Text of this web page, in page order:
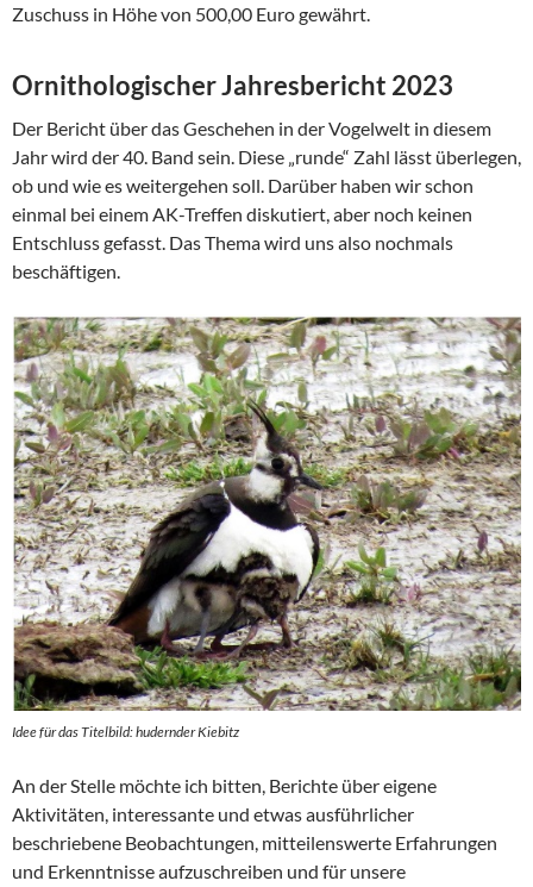
Zuschuss in Höhe von 500,00 Euro gewährt.
Ornithologischer Jahresbericht 2023
Der Bericht über das Geschehen in der Vogelwelt in diesem
Jahr wird der 40. Band sein. Diese „runde“ Zahl lässt überlegen,
ob und wie es weitergehen soll. Darüber haben wir schon
einmal bei einem AK-Treffen diskutiert, aber noch keinen
Entschluss gefasst. Das Thema wird uns also nochmals
beschäftigen.
Idee für das Titelbild: hudernder Kiebitz
An der Stelle möchte ich bitten, Berichte über eigene
Aktivitäten, interessante und etwas ausführlicher
beschriebene Beobachtungen, mitteilenswerte Erfahrungen
und Erkenntnisse aufzuschreiben und für unsere